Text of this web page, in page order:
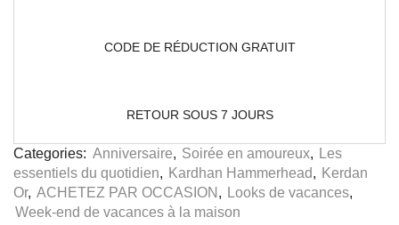
CODE DE RÉDUCTION GRATUIT
RETOUR SOUS 7 JOURS
Categories: Anniversaire, Soirée en amoureux, Les
essentiels du quotidien, Kardhan Hammerhead, Kerdan
Or, ACHETEZ PAR OCCASION , Looks de vacances,
Week-end de vacances à la maison